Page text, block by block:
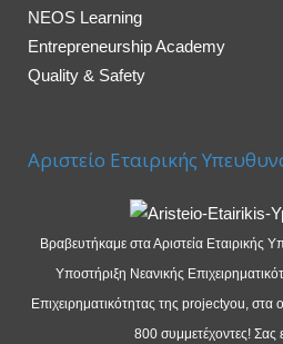
NEOS Learning
Entrepreneurship Academy
Quality & Safety
Αριστείο Εταιρικής
Βραβευτήκαμε στα Αριστεία Εταιρικής
Υποστήριξη Νεανικής
Επιχειρηματικότητας της projectyou,
800 συμμετέχοντες! Σας